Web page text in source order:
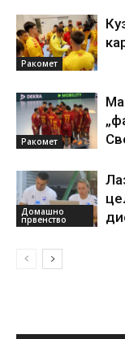
Ракомет
Ракомет
Домашно
првенство